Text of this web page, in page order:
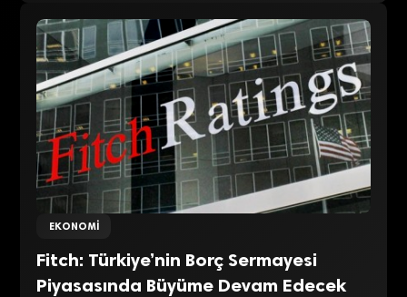
EKONOMI
Fitch: Türkiye’nin Borç Sermayesi
Piyasasında Büyüme Devam Edecek